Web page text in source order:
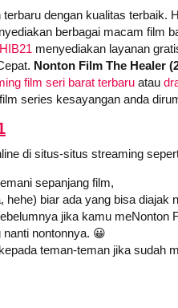
dengan kualitas terbaik.
berbagai macam film
menyediakan layanan
Nonton Film The Healer
film seri barat terbaru atau
series kesayangan anda
di situs-situs streaming
sepanjang film,
hehe) biar ada yang bisa diajak
jika kamu meNonton
nanti nontonnya. 😀
kepada teman-teman jika sudah